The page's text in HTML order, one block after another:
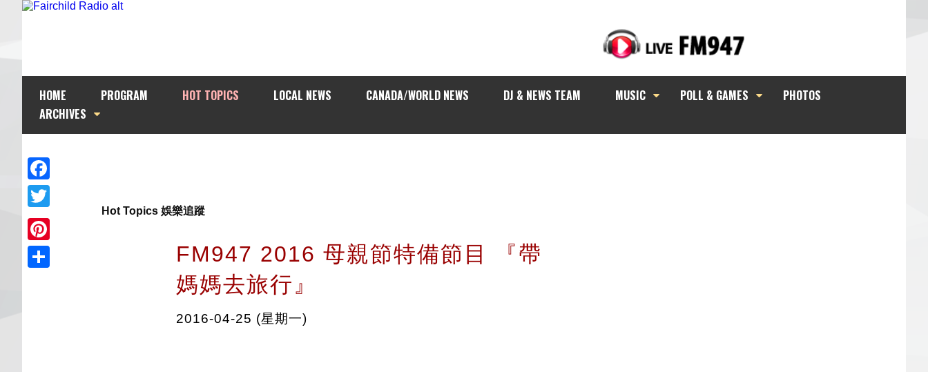
HOME PROGRAM HOT TOPICS LOCAL NEWS CANADA/WORLD NEWS DJ & NEWS TEAM MUSIC POLL & GAMES
PHOTOS
ARCHIVES
Facebook
Twitter
Pinterest
Hot Topics 娛樂追蹤
FM947 2016 母親節特備節目 『帶
媽媽去旅行』
2016-04-25 (星期一)